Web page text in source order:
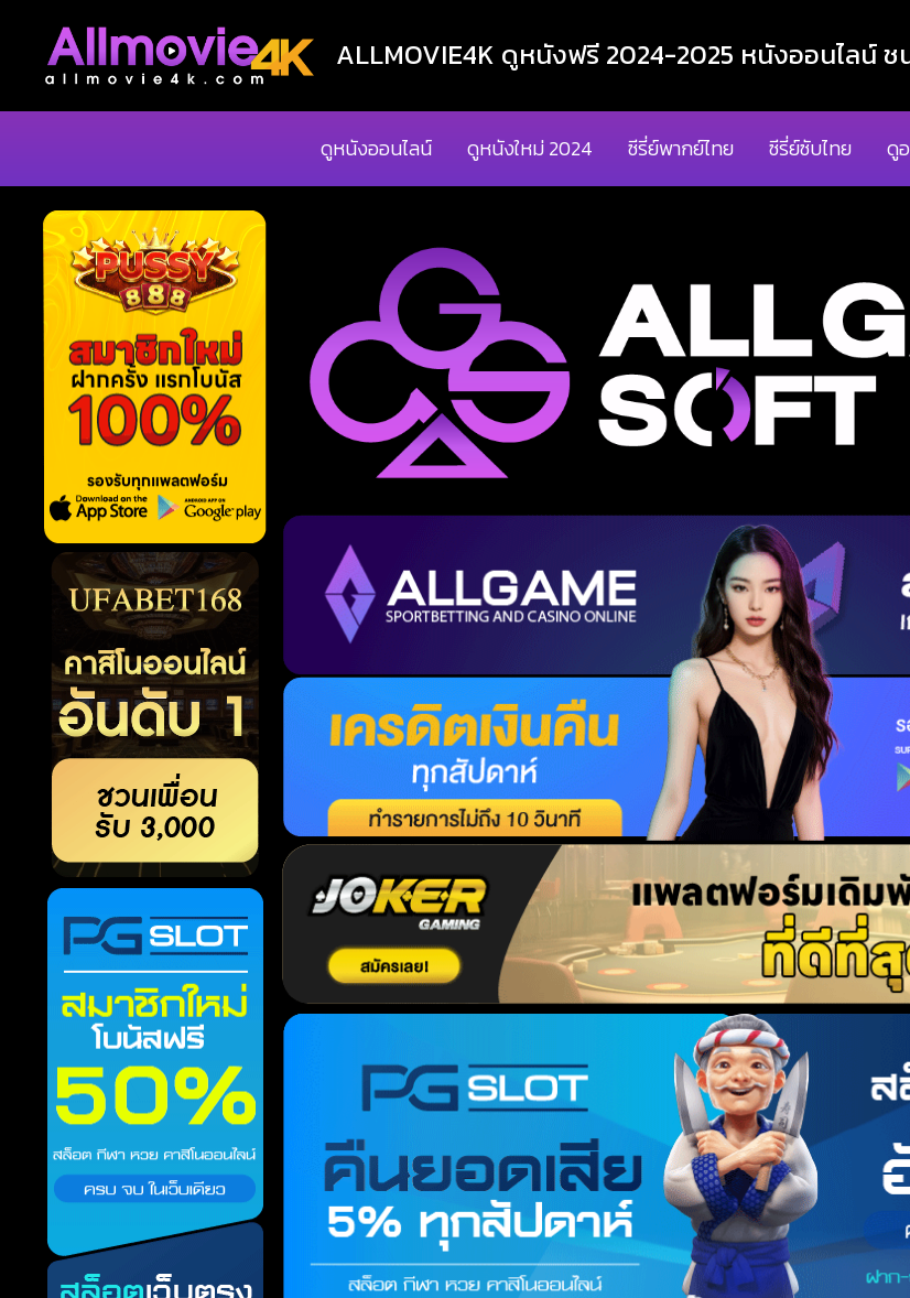
ALLMOVIE4K ดูหนังฟรี 2024-2025 หนังออนไลน์
ดูหนังออนไลน์ ดูหนังใหม่ 2024 ซีรี่ย์พากย์ไทย ซีรี่ย์ซับไทย ดู